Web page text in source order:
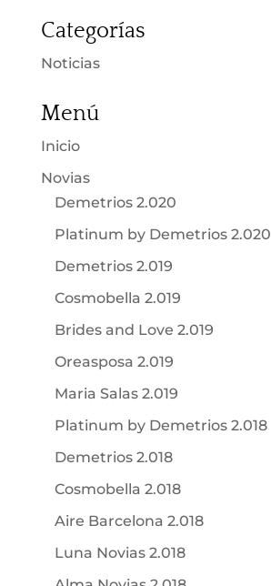
Categorías
Noticias
Menú
Inicio
Novias
Demetrios 2.020
Platinum by Demetrios 2.020
Demetrios 2.019
Cosmobella 2.019
Brides and Love 2.019
Oreasposa 2.019
Maria Salas 2.019
Platinum by Demetrios 2.018
Demetrios 2.018
Cosmobella 2.018
Aire Barcelona 2.018
Luna Novias 2.018